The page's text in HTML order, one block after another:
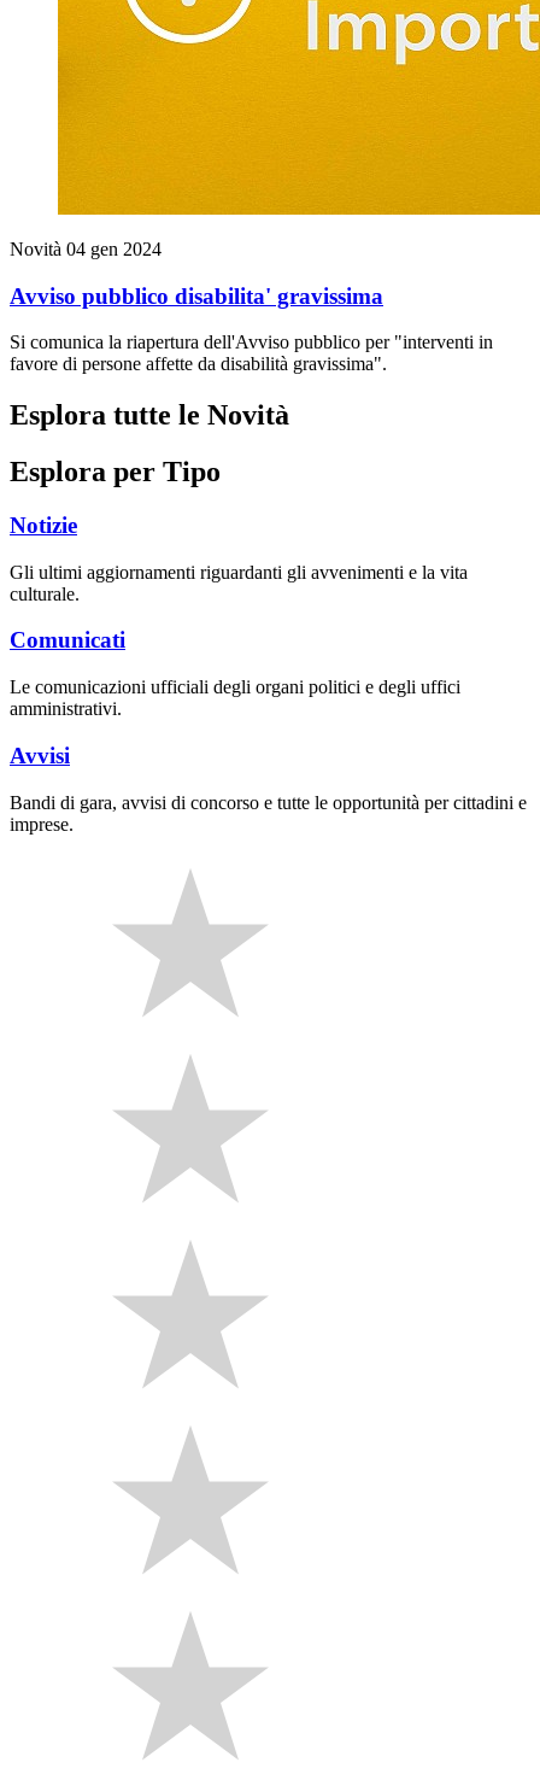
Novità 04 gen 2024
Avviso pubblico disabilita' gravissima
Si comunica la riapertura dell'Avviso pubblico per "interventi in
favore di persone affette da disabilità gravissima".
Esplora tutte le Novità
Esplora per Tipo
Notizie
Gli ultimi aggiornamenti riguardanti gli avvenimenti e la vita
culturale.
Comunicati
Le comunicazioni ufficiali degli organi politici e degli uffici
amministrativi.
Avvisi
Bandi di gara, avvisi di concorso e tutte le opportunità per cittadini e
imprese.